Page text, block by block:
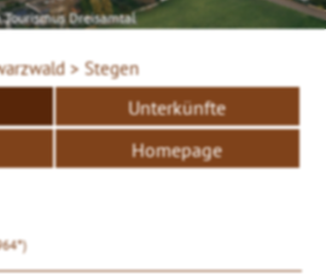
Dreisamtal
> Stegen
Unterkünfte
Homepage